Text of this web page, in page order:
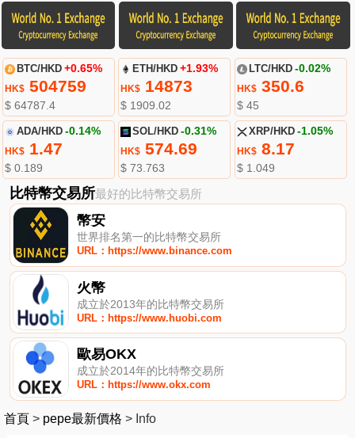
BTC/HKD +0.65%
HK$504759
$ 64787.4
ETH/HKD +1.93%
HK$ 14873
$ 1909.02
LTC/HKD -0.02%
HK$350.6
$ 45
ADA/HKD -0.14%
HK$1.47
$ 0.189
SOL/HKD -0.31%
HK$ 574.69
$ 73.763
XRP/HKD -1.05%
HK$8.17
$ 1.049
比特幣交易所最好的比特幣交易所
幣安
世界排名第一的比特幣交易所
URL：https://www.binance.com
火幣
成立於2013年的比特幣交易所
URL：https://www.huobi.com
歐易OKX
成立於2014年的比特幣交易所
URL：https://www.okx.com
首頁 > pepe最新價格 > Info